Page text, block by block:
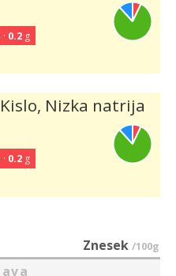
0.2g
Nizka natrija
0.2g
Znesek /100g